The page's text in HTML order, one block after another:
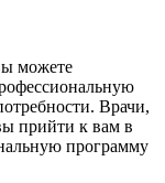
можете
Врачи,
прийти к вам в
программу